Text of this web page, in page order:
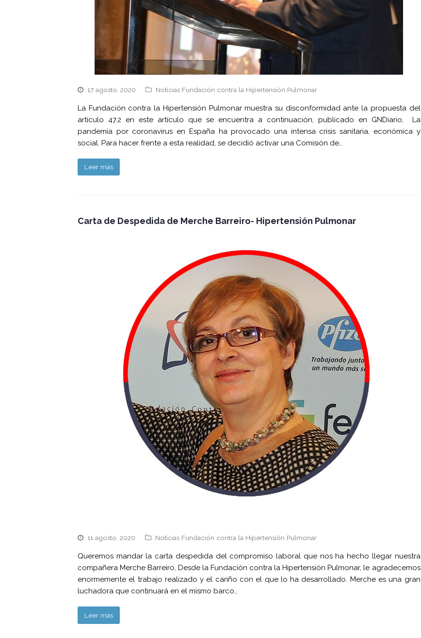
17 agosto, 2020 Noticias Fundación contra la Hipertensión Pulmonar
La Fundación contra la Hipertensión Pulmonar muestra su disconformidad ante la propuesta del
artículo 47.2 en este artículo que se encuentra a continuación, publicado en GNDiario, La
pandemia por coronavirus en España ha provocado una intensa crisis sanitaria, económica y
social. Para hacer frente a esta realidad, se decidió activar una Comisión de…
Leer más
Carta de Despedida de Merche Barreiro- Hipertensión Pulmonar
11 agosto, 2020 Noticias Fundación contra la Hipertensión Pulmonar
Queremos mandar la carta despedida del compromiso laboral que nos ha hecho llegar nuestra
compañera Merche Barreiro, Desde la Fundación contra la Hipertensión Pulmonar, le agradecemos
enormemente el trabajo realizado y el cariño con el que lo ha desarrollado. Merche es una gran
luchadora que continuará en el mismo barco…
Leer más